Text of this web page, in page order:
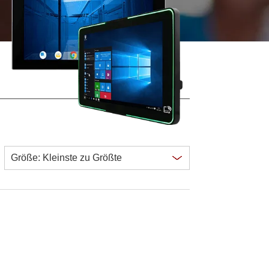
More
Edelstahlqualität
Edelstahl-Panel-PCs
Edelstahldisplay